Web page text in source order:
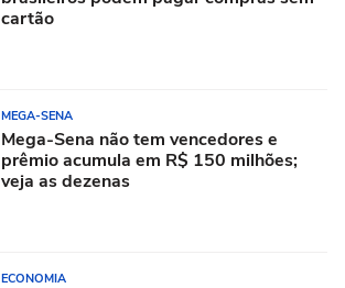
cartão
MEGA-SENA
Mega-Sena não tem vencedores e
prêmio acumula em R$ 150 milhões;
veja as dezenas
ECONOMIA